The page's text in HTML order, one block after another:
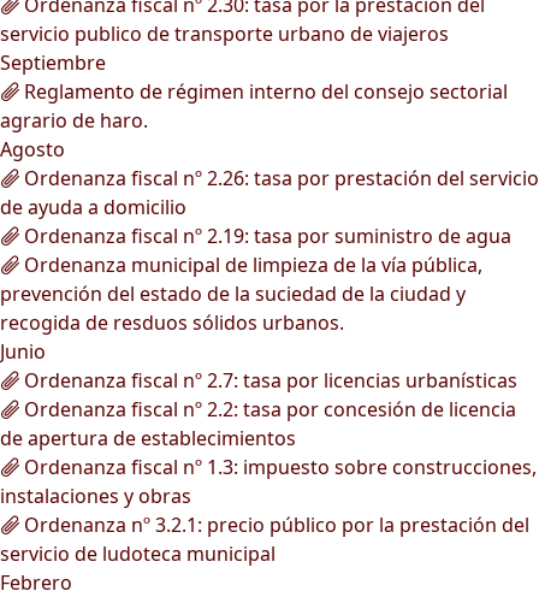
servicio publico de transporte urbano de viajeros
Septiembre
Reglamento de régimen interno del consejo sectorial
agrario de haro.
Agosto
Ordenanza fiscal nº 2.26: tasa por prestación del servicio
de ayuda a domicilio
Ordenanza fiscal nº 2.19: tasa por suministro de agua
Ordenanza municipal de limpieza de la vía pública,
prevención del estado de la suciedad de la ciudad y
recogida de resduos sólidos urbanos.
Junio
Ordenanza fiscal nº 2.7: tasa por licencias urbanísticas
Ordenanza fiscal nº 2.2: tasa por concesión de licencia
de apertura de establecimientos
Ordenanza fiscal nº 1.3: impuesto sobre construcciones,
instalaciones y obras
Ordenanza nº 3.2.1: precio público por la prestación del
servicio de ludoteca municipal
Febrero